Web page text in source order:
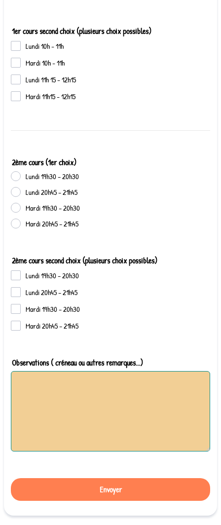
1er cours second choix (plusieurs choix possibles)
Lundi 10h - 11h
Mardi 10h - 11h
Lundi 11h 15 - 12h15
Mardi 11h15 - 12h15
2ème cours (1er choix)
Lundi 19h30 – 20h30
Lundi 20h45 – 21h45
Mardi 19h30 – 20h30
Mardi 20h45 – 21h45
2ème cours second choix (plusieurs choix possibles)
Lundi 19h30 – 20h30
Lundi 20h45 – 21h45
Mardi 19h30 – 20h30
Mardi 20h45 – 21h45
Observations ( créneau ou autres remarques...)
Envoyer